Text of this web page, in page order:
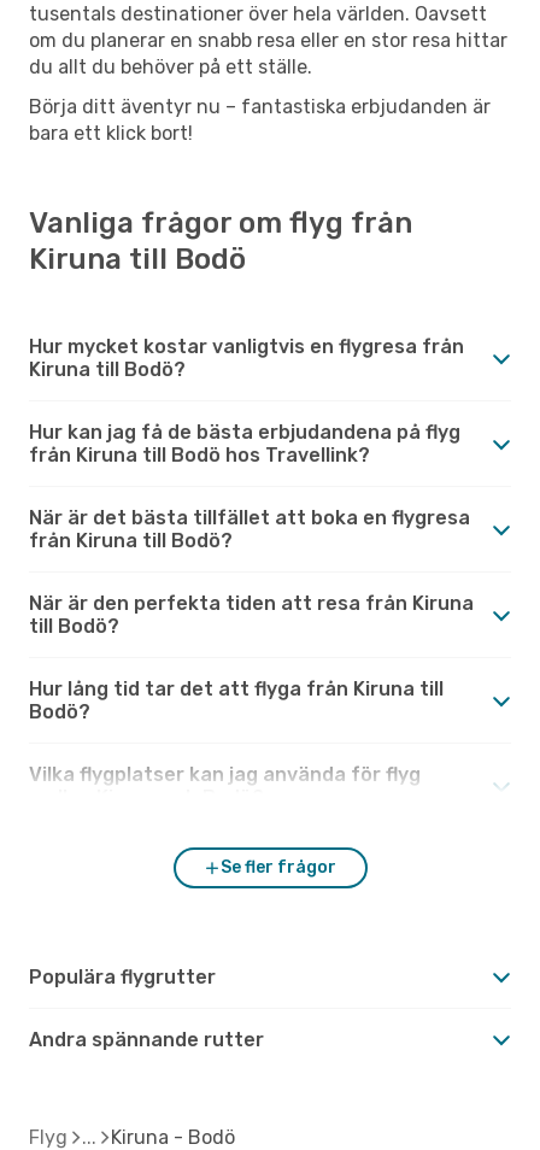
tusentals destinationer över hela världen. Oavsett
om du planerar en snabb resa eller en stor resa hittar
du allt du behöver på ett ställe.
Börja ditt äventyr nu – fantastiska erbjudanden är
bara ett klick bort!
Vanliga frågor om flyg från
Kiruna till Bodö
Hur mycket kostar vanligtvis en flygresa från
Kiruna till Bodö?
Hur kan jag få de bästa erbjudandena på flyg
från Kiruna till Bodö hos Travellink?
När är det bästa tillfället att boka en flygresa
från Kiruna till Bodö?
När är den perfekta tiden att resa från Kiruna
till Bodö?
Hur lång tid tar det att flyga från Kiruna till
Bodö?
Vilka flygplatser kan jag använda för flyg
Se fler frågor
Populära flygrutter
Andra spännande rutter
Flyg Kiruna - Bodö